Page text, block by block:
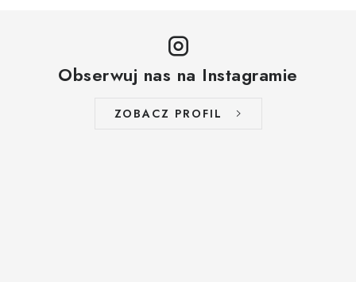
Obserwuj nas na Instagramie
ZOBACZ PROFIL